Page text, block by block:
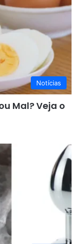
Notícias
Mal? Veja o